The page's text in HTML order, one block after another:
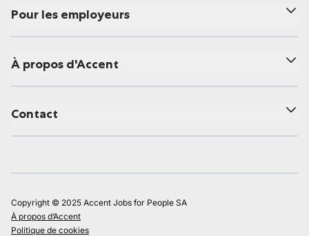
Pour les employeurs
À propos d'Accent
Contact
Copyright © 2025 Accent Jobs for People SA
À propos d’Accent
Politique de cookies